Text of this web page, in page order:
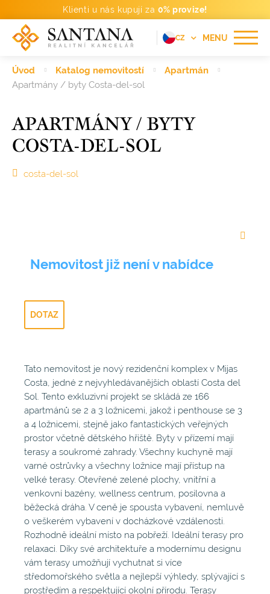
Klienti u nás kupují za 0% provize!
MENU
CZ
Úvod Katalog nemovitostí
Apartmán
Apartmány / byty Costa-del-sol
APARTMÁNY / BYTY
COSTA-DEL-SOL
costa-del-sol
Nemovitost již není v nabídce
DOTAZ
Tato nemovitost je nový rezidenční komplex v Mijas
Costa, jedné z nejvyhledávanějších oblastí Costa del
Sol. Tento exkluzivní projekt se skládá ze 166
apartmánů se 2 a 3 ložnicemi, jakož i penthouse se 3
a 4 ložnicemi, stejně jako fantastických veřejných
prostor včetně dětského hřiště. Byty v přízemí mají
terasy a soukromé zahrady. Všechny kuchyně mají
varné ostrůvky a všechny ložnice mají přístup na
velké terasy. Otevřené zelené plochy, vnitřní a
venkovní bazény, wellness centrum, posilovna a
běžecká dráha. V ceně je spousta vybavení, nemluvě
o veškerém vybavení v docházkové vzdálenosti.
Rozhodně ideální místo na pobřeží. Ideální terasy pro
relaxaci. Díky své architektuře a modernímu designu
vám terasy umožňují vychutnat si více
středomořského světla a nejlepší výhledy, splývající s
prostředím a respektující okolní přírodu. Terasy